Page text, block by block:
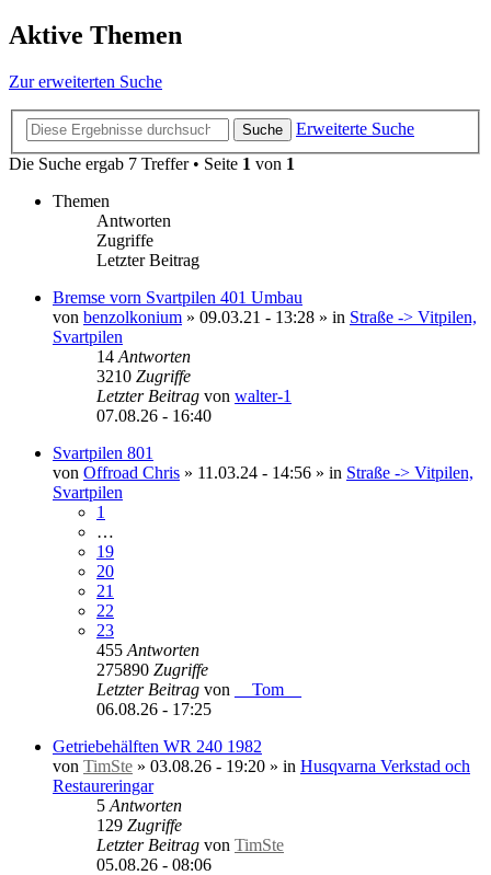
Aktive Themen
Zur erweiterten Suche
Suche
Erweiterte Suche
Die Suche ergab 7 Treffer • Seite 1 von 1
Themen
Antworten
Zugriffe
Letzter Beitrag
Bremse vorn Svartpilen 401 Umbau
von benzolkonium » 09.03.21 - 13:28 » in Straße -> Vitpilen,
Svartpilen
14 Antworten
3210 Zugriffe
Letzter Beitrag von walter-1
07.08.26 - 16:40
Svartpilen 801
von Offroad Chris » 11.03.24 - 14:56 » in Straße -> Vitpilen,
Svartpilen
1
…
19
20
21
22
23
455 Antworten
275890 Zugriffe
Letzter Beitrag von
__Tom__
06.08.26 - 17:25
Getriebehälften WR 240 1982
von TimSte » 03.08.26 - 19:20 » in Husqvarna Verkstad och
Restaureringar
5 Antworten
129 Zugriffe
Letzter Beitrag von TimSte
05.08.26 - 08:06